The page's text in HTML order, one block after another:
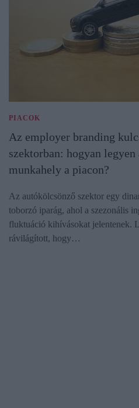
PIACOK
Az employer branding
szektorban: hogyan legyen
munkahely a piacon?
Az autókölcsönző szektor egy
toborzó iparág, ahol a szezonális
fluktuáció kihívásokat jelentenek.
rávilágított, hogy…